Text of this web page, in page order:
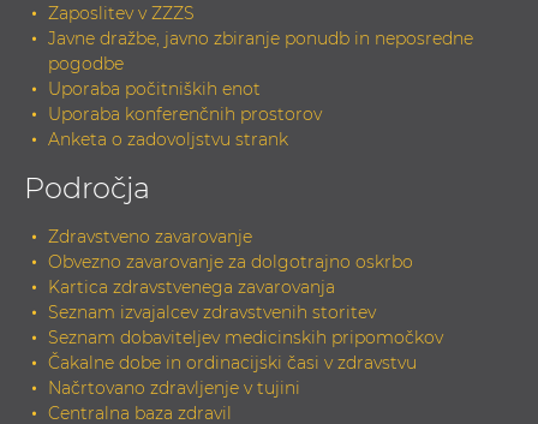
Zaposlitev v ZZZS
Javne dražbe, javno zbiranje ponudb in neposredne
pogodbe
Uporaba počitniških enot
Uporaba konferenčnih prostorov
Anketa o zadovoljstvu strank
Področja
Zdravstveno zavarovanje
Obvezno zavarovanje za dolgotrajno oskrbo
Kartica zdravstvenega zavarovanja
Seznam izvajalcev zdravstvenih storitev
Seznam dobaviteljev medicinskih pripomočkov
Čakalne dobe in ordinacijski časi v zdravstvu
Načrtovano zdravljenje v tujini
Centralna baza zdravil